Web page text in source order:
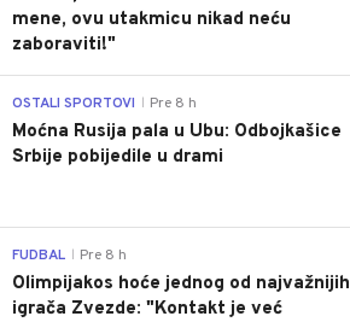
mene, ovu utakmicu nikad neću
zaboraviti!"
OSTALI SPORTOVI Pre 8 h
Moćna Rusija pala u Ubu: Odbojkašice
Srbije pobijedile u drami
FUDBAL Pre 8 h
Olimpijakos hoće jednog od najvažnijih
igrača Zvezde: "Kontakt je već